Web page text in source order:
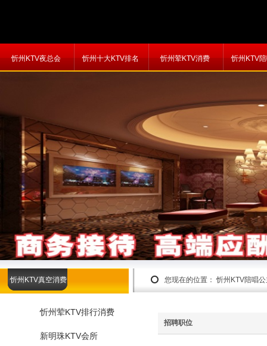
忻州KTV夜总会 忻州十大KTV排名 忻州荤KTV消费 忻州KTV
忻州KTV真空消费
忻州荤KTV排行消费
新明珠KTV会所
您现在的位置： 忻州KTV陪唱
招聘职位